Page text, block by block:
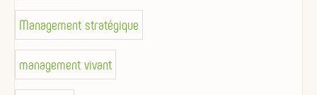
Management stratégique
management vivant